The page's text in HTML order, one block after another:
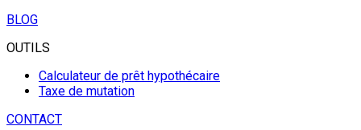
BLOG
OUTILS
Calculateur de prêt hypothécaire
Taxe de mutation
CONTACT